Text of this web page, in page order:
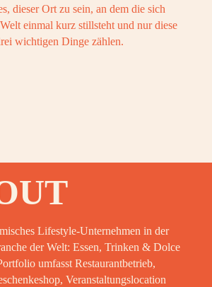
dieser Ort zu sein, an dem die sich
einmal kurz stillsteht und nur diese
wichtigen Dinge zählen.
Lifestyle-Unternehmen in der
der Welt: Essen, Trinken & Dolce
umfasst Restaurantbetrieb,
Veranstaltungslocation